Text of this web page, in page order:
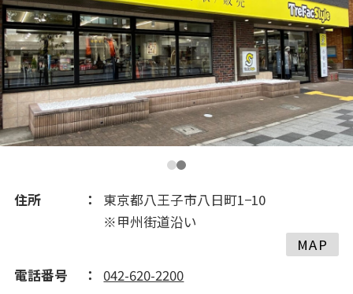
住所
東京都八王子市八日町1−10
※甲州街道沿い
MAP
電話番号
042-620-2200